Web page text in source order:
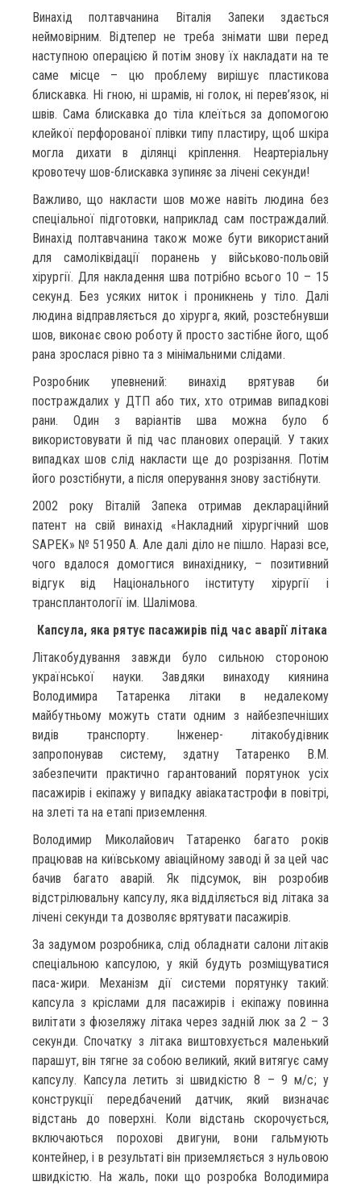
Винахідполтавчанина Віталія Запеки здається
неймовірним. Відтепер не треба знімати шви перед
наступною операцією й потім знову їх накладати на те
саме місце – цю проблему вирішує пластикова
блискавка. Ні гною, ні шрамів, ні голок, ні перев’язок, ні
швів. Сама блискавка до тіла клеїться за допомогою
клейкої перфорованої плівки типу пластиру, щоб шкіра
могла дихати в ділянці кріплення. Неартеріальну
кровотечу шов-блискавка зупиняє за лічені секунди!
Важливо, що накласти шов може навіть людина без
спеціальної підготовки, наприклад сам постраждалий.
Винахід полтавчанина також може бути використаний
для самоліквідації поранень у військово-польовій
хірургії. Для накладення шва потрібно всього 10 – 15
секунд. Без усяких ниток і проникнень у тіло. Далі
людина відправляється до хірурга, який, розстебнувши
шов, виконає свою роботу й просто застібне його, щоб
рана зрослася рівно та з мінімальними слідами.
Розробник упевнений: винахід врятував би
постраждалих у ДТП або тих, хто отримав випадкові
рани. Один з варіантів шва можна було б
використовувати й під час планових операцій. У таких
випадках шов слід накласти ще до розрізання. Потім
його розстібнути, а після оперування знову застібнути.
2002 року Віталій Запека отримав деклараційний
патент на свій винахід «Накладний хірургічний шов
SAPEK» № 51950 A. Але далі діло не пішло. Наразі все,
чого вдалося домогтися винахіднику, – позитивний
відгук від Національного інституту хірургії і
трансплантології ім. Шалімова.
Капсула, яка рятує пасажирів під час аварії літака
Літакобудування завжди було сильною стороною
української науки. Завдяки винаходу киянина
Володимира Татаренка літаки в недалекому
майбутньому можуть стати одним з найбезпечніших
видів транспорту. Інженер- літакобудівник
запропонував cистему, здатну Татаренко В.М.
забезпечити практично гарантований порятунок усіх
пасажирів і екіпажу у випадку авіакатастрофи в повітрі,
на злеті та на етапі приземлення.
Володимир Миколайович Татаренко багато років
працював на київському авіаційному заводі й за цей час
бачив багато аварій. Як підсумок, він розробив
відстрілювальну капсулу, яка відділяється від літака за
лічені секунди та дозволяє врятувати пасажирів.
За задумом розробника, слід обладнати салони літаків
спеціальною капсулою, у якій будуть розміщуватися
паса-жири. Механізм дії системи порятунку такий:
капсула з кріслами для пасажирів і екіпажу повинна
вилітати з фюзеляжу літака через задній люк за 2 – 3
секунди. Спочатку з літака виштовхується маленький
парашут, він тягне за собою великий, який витягує саму
капсулу. Капсула летить зі швидкістю 8 – 9 м/с; у
конструкції передбачений датчик, який визначає
відстань до поверхні. Коли відстань скорочується,
включаються порохові двигуни, вони гальмують
контейнер, і в результаті він приземляється з нульовою
швидкістю. На жаль, поки що розробка Володимира